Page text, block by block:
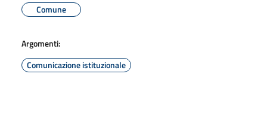
Comune
Argomenti:
Comunicazione istituzionale